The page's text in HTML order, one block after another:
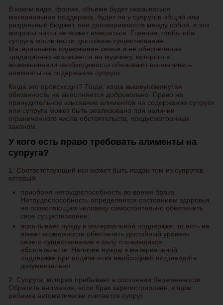
В каком виде, форме, объеме будет оказываться
материальная поддержка, будет ли у супругов общий или
раздельный бюджет, они договариваются между собой, в эти
вопросы никто не может вмешаться. Главное, чтобы оба
супруга могли вести достойное существование.
Материальное содержание семьи и ее обеспечение
традиционно возлагается на мужчину, которого в
возникновении необходимости обязывают выплачивать
алименты на содержание супруги.
Когда это происходит? Тогда, когда вышеупомянутая
обязанность не выполняется добровольно. Право на
принудительное взыскание алиментов на содержание супруги
или супруга может быть реализовано при наличии
ограниченного числа обстоятельств, предусмотренных
законом.
У кого есть право требовать алименты на
супруга?
1. Соответствующий иск может быть подан тем из супругов,
который:
приобрел нетрудоспособность во время брака.
Нетрудоспособность определяется состоянием здоровья,
не позволяющим человеку самостоятельно обеспечить
свое существование;
испытывает нужду в материальной поддержке, то есть не
имеет возможности обеспечить достойный уровень
своего существование в силу сложившихся
обстоятельств. Наличие нужды в материальной
поддержке при подаче иска необходимо подтвердить
документально.
2. Супруга, которая пребывает в состоянии беременности.
Обратите внимание, если брак зарегистрирован, отцом
ребенка автоматически считается супруг.